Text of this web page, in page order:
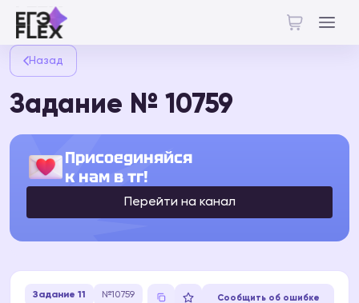
Назад
Задание № 10759
Присоединяйся
к нам в тг!
Перейти на канал
Задание 11 №10759 Сообщить об ошибке